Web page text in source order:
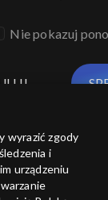
Nie pokazuj
wyrazić zgody
i
urządzeniu